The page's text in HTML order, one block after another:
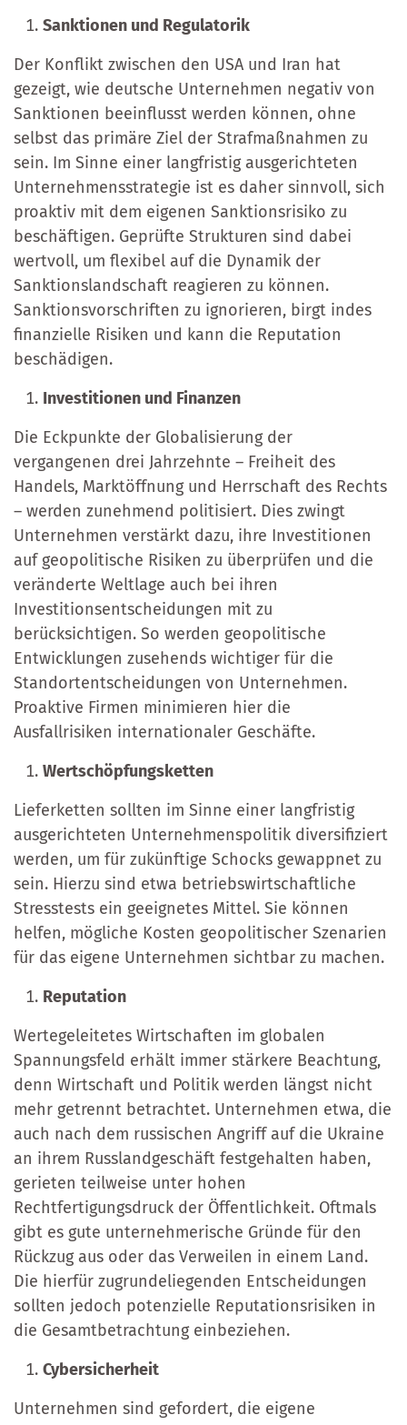
Sanktionen und Regulatorik
Der Konflikt zwischen den USA und Iran hat
gezeigt, wie deutsche Unternehmen negativ von
Sanktionen beeinflusst werden können, ohne
selbst das primäre Ziel der Strafmaßnahmen zu
sein. Im Sinne einer langfristig ausgerichteten
Unternehmensstrategie ist es daher sinnvoll, sich
proaktiv mit dem eigenen Sanktionsrisiko zu
beschäftigen. Geprüfte Strukturen sind dabei
wertvoll, um flexibel auf die Dynamik der
Sanktionslandschaft reagieren zu können.
Sanktionsvorschriften zu ignorieren, birgt indes
finanzielle Risiken und kann die Reputation
beschädigen.
Investitionen und Finanzen
Die Eckpunkte der Globalisierung der
vergangenen drei Jahrzehnte – Freiheit des
Handels, Marktöffnung und Herrschaft des Rechts
– werden zunehmend politisiert. Dies zwingt
Unternehmen verstärkt dazu, ihre Investitionen
auf geopolitische Risiken zu überprüfen und die
veränderte Weltlage auch bei ihren
Investitionsentscheidungen mit zu
berücksichtigen. So werden geopolitische
Entwicklungen zusehends wichtiger für die
Standortentscheidungen von Unternehmen.
Proaktive Firmen minimieren hier die
Ausfallrisiken internationaler Geschäfte.
Wertschöpfungsketten
Lieferketten sollten im Sinne einer langfristig
ausgerichteten Unternehmenspolitik diversifiziert
werden, um für zukünftige Schocks gewappnet zu
sein. Hierzu sind etwa betriebswirtschaftliche
Stresstests ein geeignetes Mittel. Sie können
helfen, mögliche Kosten geopolitischer Szenarien
für das eigene Unternehmen sichtbar zu machen.
Reputation
Wertegeleitetes Wirtschaften im globalen
Spannungsfeld erhält immer stärkere Beachtung,
denn Wirtschaft und Politik werden längst nicht
mehr getrennt betrachtet. Unternehmen etwa, die
auch nach dem russischen Angriff auf die Ukraine
an ihrem Russlandgeschäft festgehalten haben,
gerieten teilweise unter hohen
Rechtfertigungsdruck der Öffentlichkeit. Oftmals
gibt es gute unternehmerische Gründe für den
Rückzug aus oder das Verweilen in einem Land.
Die hierfür zugrundeliegenden Entscheidungen
sollten jedoch potenzielle Reputationsrisiken in
die Gesamtbetrachtung einbeziehen.
Cybersicherheit
Unternehmen sind gefordert, die eigene